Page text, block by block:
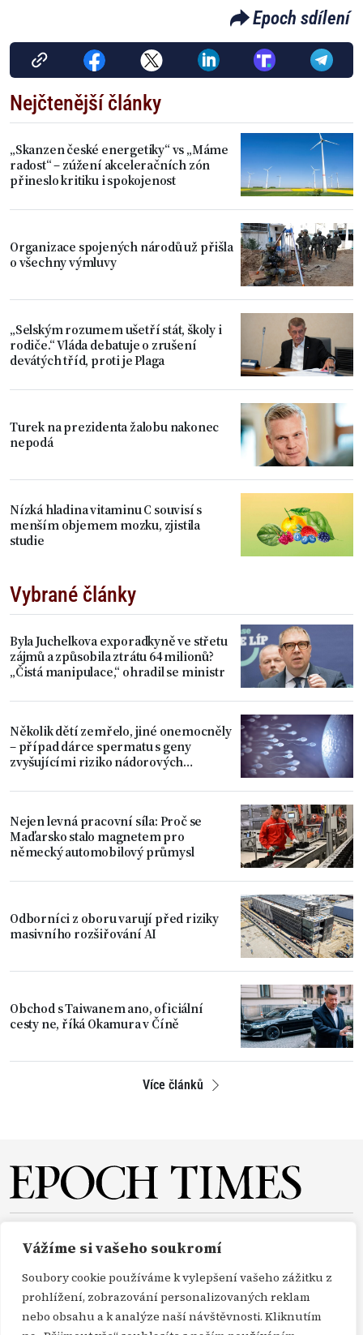
Vážíme si vašeho soukromí
Soubory cookie používáme k vylepšení vašeho zážitku z
prohlížení, zobrazování personalizovaných reklam
nebo obsahu a k analýze naší návštěvnosti. Kliknutím
Epoch sdílení
Nejčtenější články
„Skanzen české energetiky“ vs „Máme
radost“ – zúžení akceleračních zón
přineslo kritiku i spokojenost
Organizace spojených národů už přišla
o všechny výmluvy
„Selským rozumem ušetří stát, školy i
rodiče.“ Vláda debatuje o zrušení
devátých tříd, proti je Plaga
Turek na prezidenta žalobu nakonec
nepodá
Nízká hladina vitaminu C souvisí s
menším objemem mozku, zjistila
studie
Vybrané články
Byla Juchelkova exporadkyně ve střetu
zájmů a způsobila ztrátu 64 milionů?
„Čistá manipulace,“ ohradil se ministr
Několik dětí zemřelo, jiné onemocněly
– případ dárce spermatu s geny
zvyšujícími riziko nádorových
Nejen levná pracovní síla: Proč se
Maďarsko stalo magnetem pro
německý automobilový průmysl
Odborníci z oboru varují před riziky
masivního rozšiřování AI
Obchod s Taiwanem ano, oficiální
cesty ne, říká Okamura v Číně
Více článků
OBCHODNÍ PODMÍNKY